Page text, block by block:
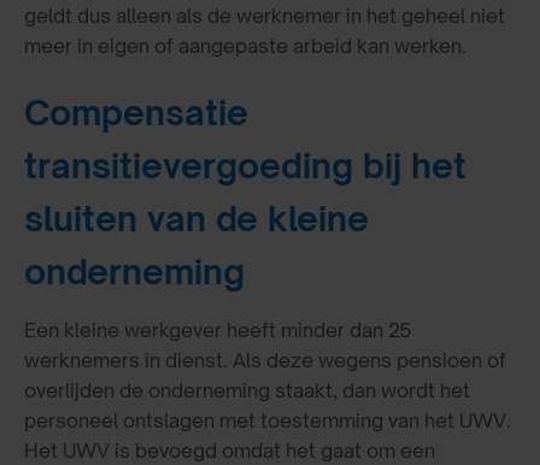
geldt dus alleen als de werknemer in het geheel niet
meer in eigen of aangepaste arbeid kan werken.
Compensatie
transitievergoeding bij het
sluiten van de kleine
onderneming
Een kleine werkgever heeft minder dan 25
werknemers in dienst. Als deze wegens pensioen of
overlijden de onderneming staakt, dan wordt het
personeel ontslagen met toestemming van het UWV.
Het UWV is bevoegd omdat het gaat om een